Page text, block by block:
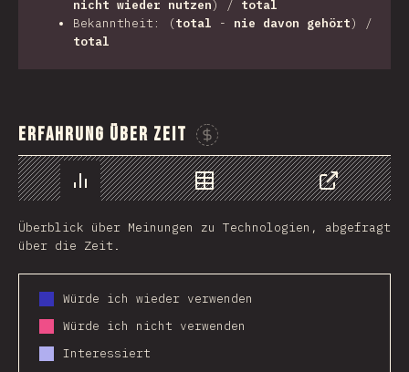
nicht wieder nutzen) / total
Bekanntheit: (total - nie davon gehört) /
total
Erfahrung über Zeit
Chart Data
Share
Überblick über Meinungen zu Technologien, abgefragt
über die Zeit.
Würde ich wieder verwenden
Würde ich nicht verwenden
Interessiert